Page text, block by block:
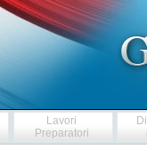
Lavori
Preparatori